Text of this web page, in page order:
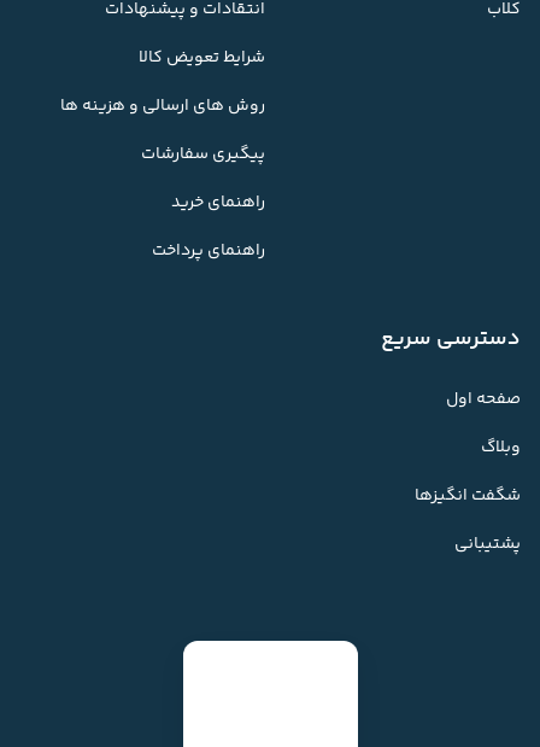
کلاب
انتقادات و پیشنهادات
شرایط تعویض کالا
روش های ارسالی و هزینه ها
پیگیری سفارشات
راهنمای خرید
راهنمای پرداخت
دسترسی سریع
صفحه اول
وبلاگ
شگفت انگیزها
پشتیبانی